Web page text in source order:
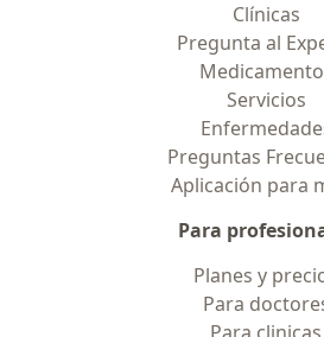
Clínicas
Pregunta al
Servicios
Preguntas
Aplicación para
Para
Planes y
Para